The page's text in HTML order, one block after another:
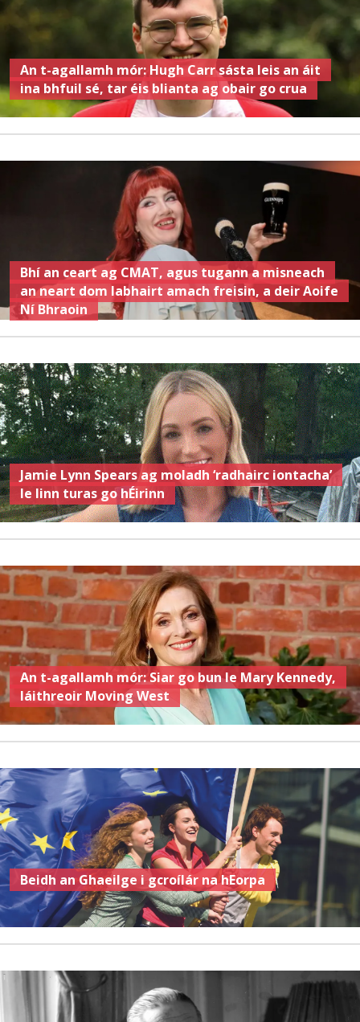
An t-agallamh mór: Hugh Carr sásta leis an áit
ina bhfuil sé, tar éis blianta ag obair go crua
Bhí an ceart ag CMAT, agus tugann a misneach
an neart dom labhairt amach freisin, a deir Aoife
Ní Bhraoin
Jamie Lynn Spears ag moladh ‘radhairc iontacha’
le linn turas go hÉirinn
An t-agallamh mór: Siar go bun le Mary Kennedy,
láithreoir Moving West
Beidh an Ghaeilge i gcroílár na hEorpa